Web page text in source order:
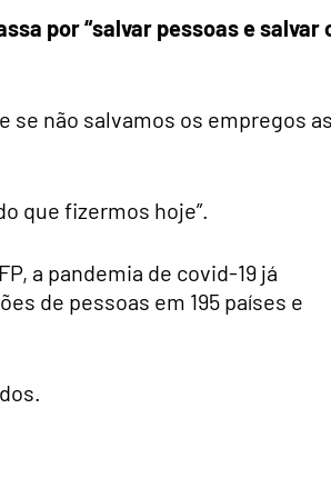
por “salvar pessoas e salvar
se não salvamos os empregos
que fizermos hoje”.
a pandemia de covid-19 já
de pessoas em 195 países e